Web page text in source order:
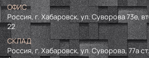
ОФИС
Россия, г. Хабаровск, ул. Суворова 73е,
22
СКЛАД
Россия, г. Хабаровск, ул. Суворова, 77а